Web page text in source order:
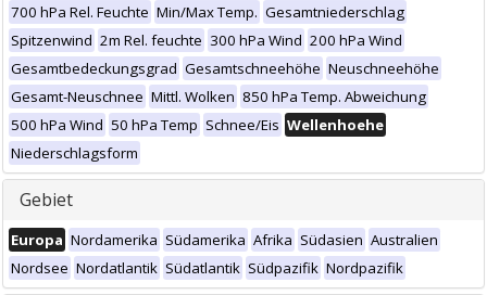
700 hPa Rel. Feuchte Min/Max Temp. Gesamtniederschlag
Spitzenwind 2m Rel. feuchte 300 hPa Wind 200 hPa Wind
Gesamtbedeckungsgrad Gesamtschneehöhe Neuschneehöhe
Gesamt-Neuschnee Mittl. Wolken 850 hPa Temp. Abweichung
500 hPa Wind 50 hPa Temp Schnee/Eis Wellenhoehe
Niederschlagsform
Gebiet
Europa Nordamerika Südamerika Afrika Südasien Australien
Nordsee Nordatlantik Südatlantik Südpazifik Nordpazifik